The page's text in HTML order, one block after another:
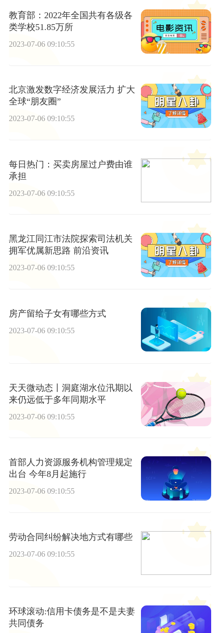
教育部：2022年全国共有各级各
类学校51.85万所
2023-07-06 09:10:55
北京激发数字经济发展活力 扩大
全球“朋友圈”
2023-07-06 09:10:55
每日热门：买卖房屋过户费由谁
承担
2023-07-06 09:10:55
黑龙江同江市法院探索司法机关
拥军优属新思路 前沿资讯
2023-07-06 09:10:55
房产留给子女有哪些方式
2023-07-06 09:10:55
天天微动态丨洞庭湖水位汛期以
来仍远低于多年同期水平
2023-07-06 09:10:55
首部人力资源服务机构管理规定
出台 今年8月起施行
2023-07-06 09:10:55
劳动合同纠纷解决地方式有哪些
2023-07-06 09:10:55
环球滚动:信用卡债务是不是夫妻
共同债务